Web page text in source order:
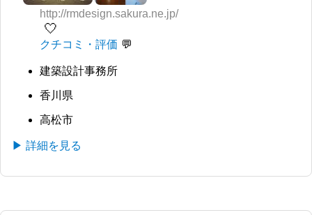
http://rmdesign.sakura.ne.jp/
🤍
クチコミ・評価
建築設計事務所
香川県
高松市
▶ 詳細を見る